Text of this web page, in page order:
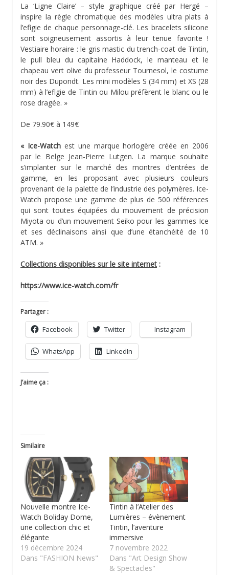
La ‘Ligne Claire’ – style graphique créé par Hergé –
inspire la règle chromatique des modèles ultra plats à
l’efigie de chaque personnage-clé. Les bracelets silicone
sont soigneusement assortis à leur tenue favorite !
Vestiaire horaire : le gris mastic du trench-coat de Tintin,
le pull bleu du capitaine Haddock, le manteau et le
chapeau vert olive du professeur Tournesol, le costume
noir des Dupondt. Les mini modèles S (34 mm) et XS (28
mm) à l’eflgie de Tintin ou Milou préfèrent le blanc ou le
rose dragée. »
De 79.90€ à 149€
« Ice-Watchest une marque horlogère créée en 2006
par le Belge Jean-Pierre Lutgen. La marque souhaite
s’implanter sur le marché des montres d’entrées de
gamme, en les proposant avec plusieurs couleurs
provenant de la palette de l’industrie des polymères. Ice-
Watch propose une gamme de plus de 500 références
qui sont toutes équipées du mouvement de précision
Miyota ou d’un mouvement Seiko pour les gammes Ice
et ses déclinaisons ainsi que d’une étanchéité de 10
ATM. »
Collections disponibles sur le site internet :
https://www.ice-watch.com/fr
Partager :
Facebook Twitter Instagram
WhatsApp LinkedIn
J’aime ça :
Similaire
Nouvelle montre Ice-
Watch Boliday Dome,
une collection chic et
élégante
19 décembre 2024
Dans "FASHION News"
Tintin à l’Atelier des
Lumières – évènement
Tintin, l’aventure
immersive
7 novembre 2022
Dans "Art Design Show
& Spectacles"